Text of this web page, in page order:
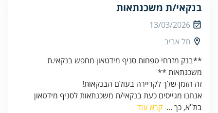
בנקאי/ת משכנתאות
13/03/2026
תל אביב
**בנק מזרחי טפחות סניף מידטאון מחפש בנקאי.ת
משכנתאות **
זה הזמן שלך לקריירה בעולם הבנקאות!
אנחנו מגייסים כעת בנקאי/ת משכנתאות לסניף מידטאון
בת"א, כך ... קרא עוד